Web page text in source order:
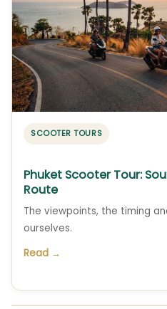
SCOOTER TOURS
Phuket Scooter Tour:
Route
The viewpoints, the timing
ourselves.
Read →